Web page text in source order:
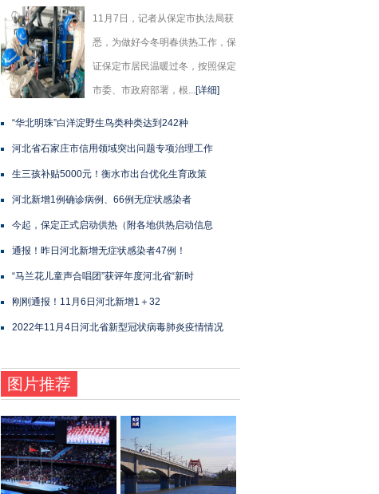
11月7日，记者从保定市执法局获
悉，为做好今冬明春供热工作，保
证保定市居民温暖过冬，按照保定
市委、市政府部署，根...[详细]
“华北明珠”白洋淀野生鸟类种类达到242种
河北省石家庄市信用领域突出问题专项治理工作
生三孩补贴5000元！衡水市出台优化生育政策
河北新增1例确诊病例、66例无症状感染者
今起，保定正式启动供热（附各地供热启动信息
通报！昨日河北新增无症状感染者47例！
“马兰花儿童声合唱团”获评年度河北省“新时
刚刚通报！11月6日河北新增1＋32
2022年11月4日河北省新型冠状病毒肺炎疫情情况
图片推荐